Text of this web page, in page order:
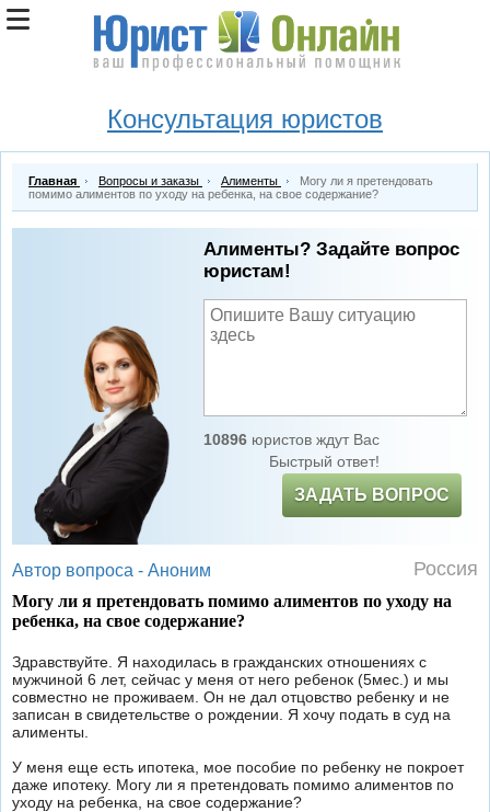
Консультация юристов
Главная Вопросы и заказы Алименты
Могу ли я претендовать
помимо алиментов по уходу на ребенка, на свое содержание?
Алименты? Задайте вопрос
юристам!
10896юристов ждут Вас
Быстрый ответ!
ЗАДАТЬ ВОПРОС
Автор вопроса - Аноним Россия
Могу ли я претендовать помимо алиментов по уходу на
ребенка, на свое содержание?
Здравствуйте. Я находилась в гражданских отношениях с
мужчиной 6 лет, сейчас у меня от него ребенок (5мес.) и мы
совместно не проживаем. Он не дал отцовство ребенку и не
записан в свидетельстве о рождении. Я хочу подать в суд на
алименты.
У меня еще есть ипотека, мое пособие по ребенку не покроет
даже ипотеку. Могу ли я претендовать помимо алиментов по
уходу на ребенка, на свое содержание?